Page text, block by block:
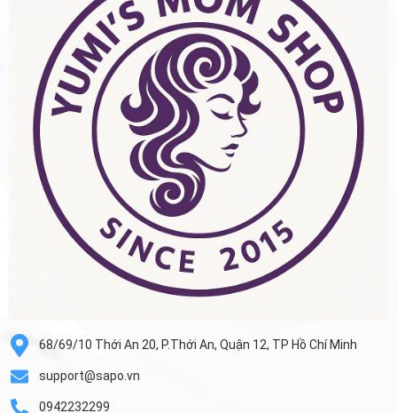
68/69/10 Thới An 20, P.Thới An, Quận 12, TP Hồ Chí Minh
support@sapo.vn
0942232299